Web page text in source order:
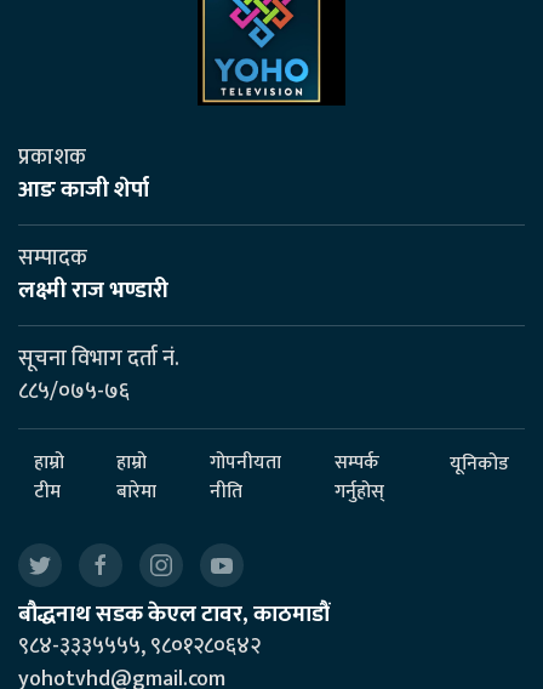
प्रकाशक
आङ काजी शेर्पा
सम्पादक
लक्ष्मी राज भण्डारी
सूचना विभाग दर्ता नं.
८८५/०७५-७६
हाम्रो
टीम
हाम्रो
बारेमा
गोपनीयता
नीति
सम्पर्क
गर्नुहोस्
यूनिकोड
बौद्धनाथ सडक केएल टावर, काठमाडौं
९८४-३३३५५५५, ९८०१२८०६४२
yohotvhd@gmail.com